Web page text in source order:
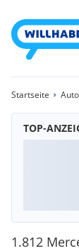
Startseite
TOP-
1.812